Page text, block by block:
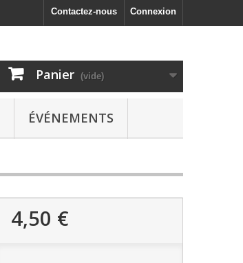
Connexion
Contactez-nous
Panier (vide)
ÉVÉNEMENTS
4,50 €